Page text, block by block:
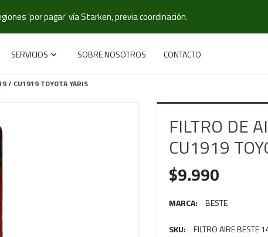
'por pagar' vía Starken, previa coordinación.
SERVICIOS SOBRE NOSOTROS CONTACTO
/ CU1919 TOYOTA YARIS
FILTRO DE
CU1919
$9.990
MARCA: BESTE
SKU: FILTRO AIRE